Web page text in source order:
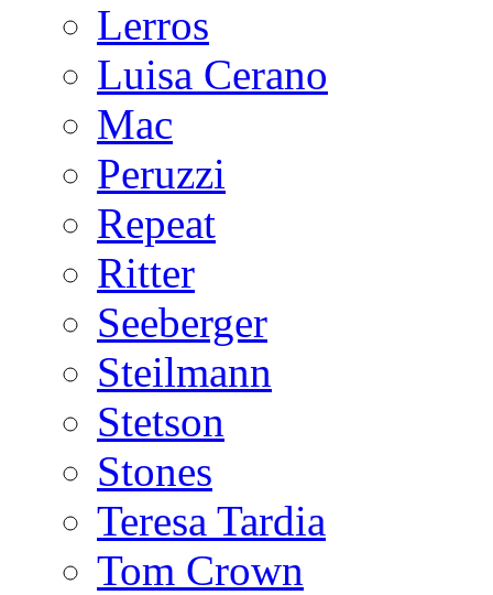
Lerros
Luisa Cerano
Mac
Peruzzi
Repeat
Ritter
Seeberger
Steilmann
Stetson
Stones
Teresa Tardia
Tom Crown